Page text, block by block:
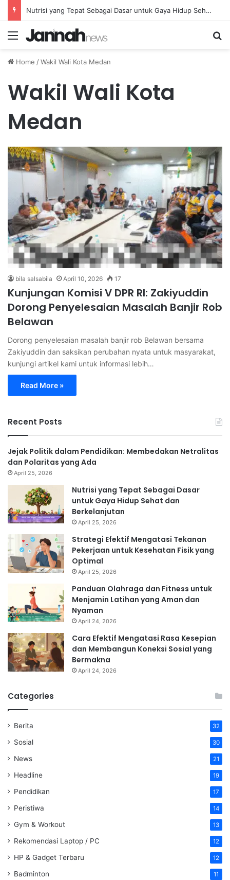
Nutrisi yang Tepat Sebagai Dasar untuk Gaya Hidup Sehat dan Berkelanjutan
Menu
Home /Wakil Wali Kota Medan
Wakil Wali Kota
Medan
bila salsabila April 10, 2026 17
Kunjungan Komisi V DPR RI: Zakiyuddin
Dorong Penyelesaian Masalah Banjir Rob
Belawan
Dorong penyelesaian masalah banjir rob Belawan bersama
Zakiyuddin dan saksikan perubahan nyata untuk masyarakat,
kunjungi artikel kami untuk informasi lebih…
Read More »
Recent Posts
Jejak Politik dalam Pendidikan: Membedakan Netralitas
dan Polaritas yang Ada
April 25, 2026
Nutrisi yang Tepat Sebagai Dasar
untuk Gaya Hidup Sehat dan
Berkelanjutan
April 25, 2026
Strategi Efektif Mengatasi Tekanan
Pekerjaan untuk Kesehatan Fisik yang
Optimal
April 25, 2026
Panduan Olahraga dan Fitness untuk
Menjamin Latihan yang Aman dan
Nyaman
April 24, 2026
Cara Efektif Mengatasi Rasa Kesepian
dan Membangun Koneksi Sosial yang
Bermakna
April 24, 2026
Categories
Berita 32
Sosial 30
News 21
Headline 19
Pendidikan 17
Peristiwa 14
Gym & Workout 13
Rekomendasi Laptop / PC 12
HP & Gadget Terbaru 12
Badminton 11